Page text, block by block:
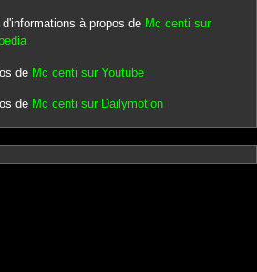
d'informations à propos de Mc centi sur
de Mc centi sur Youtube
de Mc centi sur Dailymotion